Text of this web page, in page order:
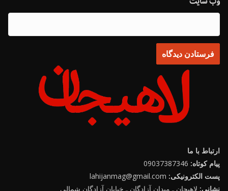
ارتباط با ما
پیام کوتاه:
پست الکترونیکی:
نشانی: لاهیجان ـ میدان آزادگان ـ خیابان آزادگان شمالی